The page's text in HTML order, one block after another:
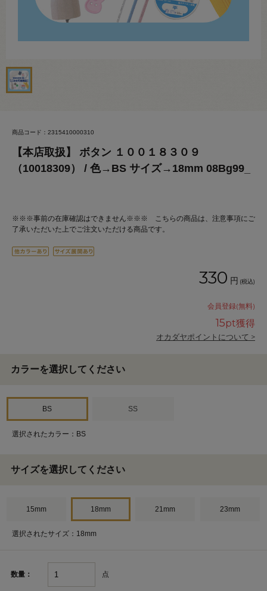
商品コード：2315410000310
【本店取扱】 ボタン １００１８３０９
（10018309） / 色→BS サイズ→18mm 08Bg99_
※※※事前の在庫確認はできません※※※ こちらの商品は、注意事項にご
了承いただいた上でご注文いただける商品です。
330 円 (税込)
会員登録(無料)
15pt獲得
オカダヤポイントについて >
カラーを選択してください
BS SS
選択されたカラー：BS
サイズを選択してください
15mm 18mm 21mm 23mm
選択されたサイズ：18mm
数量： 点